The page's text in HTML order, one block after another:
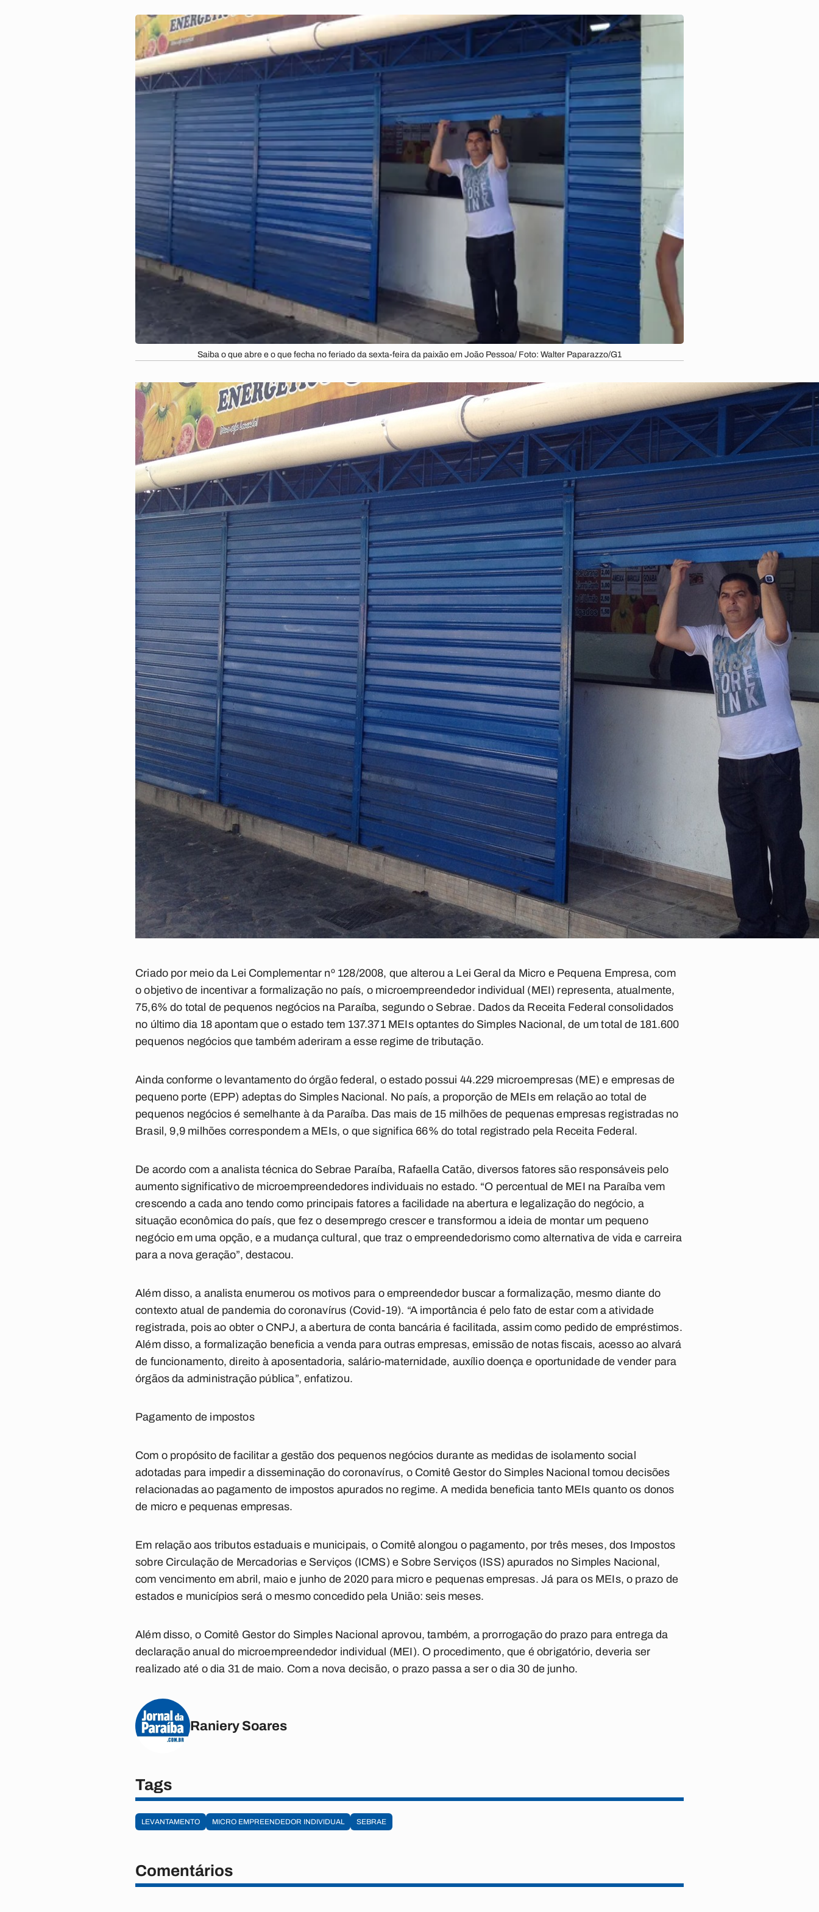
Saiba o que abre e o que fecha no feriado da sexta-feira da paixão em João Pessoa/ Foto: Walter Paparazzo/G1
Criado por meio da Lei Complementar nº 128/2008, que alterou a Lei Geral da Micro e Pequena Empresa, com
o objetivo de incentivar a formalização no país, o microempreendedor individual (MEI) representa, atualmente,
75,6% do total de pequenos negócios na Paraíba, segundo o Sebrae. Dados da Receita Federal consolidados
no último dia 18 apontam que o estado tem 137.371 MEIs optantes do Simples Nacional, de um total de 181.600
pequenos negócios que também aderiram a esse regime de tributação.
Ainda conforme o levantamento do órgão federal, o estado possui 44.229 microempresas (ME) e empresas de
pequeno porte (EPP) adeptas do Simples Nacional. No país, a proporção de MEIs em relação ao total de
pequenos negócios é semelhante à da Paraíba. Das mais de 15 milhões de pequenas empresas registradas no
Brasil, 9,9 milhões correspondem a MEIs, o que significa 66% do total registrado pela Receita Federal.
De acordo com a analista técnica do Sebrae Paraíba, Rafaella Catão, diversos fatores são responsáveis pelo
aumento significativo de microempreendedores individuais no estado. “O percentual de MEI na Paraíba vem
crescendo a cada ano tendo como principais fatores a facilidade na abertura e legalização do negócio, a
situação econômica do país, que fez o desemprego crescer e transformou a ideia de montar um pequeno
negócio em uma opção, e a mudança cultural, que traz o empreendedorismo como alternativa de vida e carreira
para a nova geração”, destacou.
Além disso, a analista enumerou os motivos para o empreendedor buscar a formalização, mesmo diante do
contexto atual de pandemia do coronavírus (Covid-19). “A importância é pelo fato de estar com a atividade
registrada, pois ao obter o CNPJ, a abertura de conta bancária é facilitada, assim como pedido de empréstimos.
Além disso, a formalização beneficia a venda para outras empresas, emissão de notas fiscais, acesso ao alvará
de funcionamento, direito à aposentadoria, salário-maternidade, auxílio doença e oportunidade de vender para
órgãos da administração pública”, enfatizou.
Pagamento de impostos
Com o propósito de facilitar a gestão dos pequenos negócios durante as medidas de isolamento social
adotadas para impedir a disseminação do coronavírus, o Comitê Gestor do Simples Nacional tomou decisões
relacionadas ao pagamento de impostos apurados no regime. A medida beneficia tanto MEIs quanto os donos
de micro e pequenas empresas.
Em relação aos tributos estaduais e municipais, o Comitê alongou o pagamento, por três meses, dos Impostos
sobre Circulação de Mercadorias e Serviços (ICMS) e Sobre Serviços (ISS) apurados no Simples Nacional,
com vencimento em abril, maio e junho de 2020 para micro e pequenas empresas. Já para os MEIs, o prazo de
estados e municípios será o mesmo concedido pela União: seis meses.
Além disso, o Comitê Gestor do Simples Nacional aprovou, também, a prorrogação do prazo para entrega da
declaração anual do microempreendedor individual (MEI). O procedimento, que é obrigatório, deveria ser
realizado até o dia 31 de maio. Com a nova decisão, o prazo passa a ser o dia 30 de junho.
Raniery Soares
Tags
LEVANTAMENTO MICRO EMPREENDEDOR INDIVIDUAL SEBRAE
Comentários